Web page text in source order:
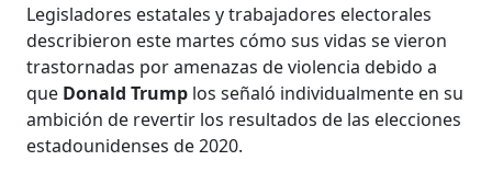
Legisladores estatales y trabajadores electorales
describieron este martes cómo sus vidas se vieron
trastornadas por amenazas de violencia debido a
que Donald Trump los señaló individualmente en su
ambición de revertir los resultados de las elecciones
estadounidenses de 2020.